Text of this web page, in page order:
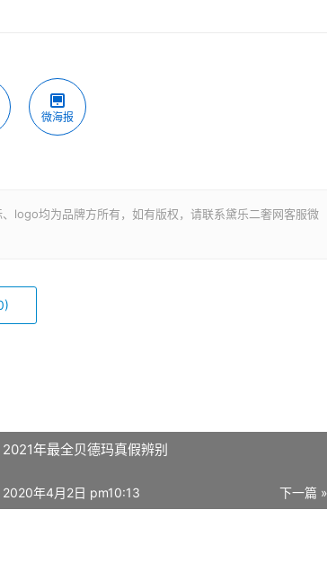
微海报
logo均为品牌方所有，如有版权，请联系黛乐二奢网客服微
2021年最全贝德玛真假辨别
下一篇 »
2020年4月2日 pm10:13